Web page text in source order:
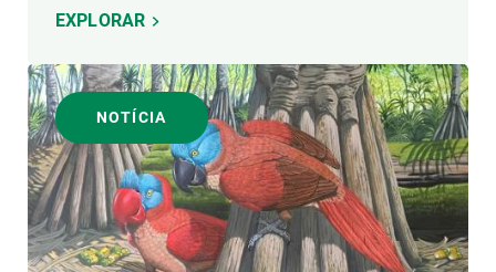
EXPLORAR
NOTÍCIA